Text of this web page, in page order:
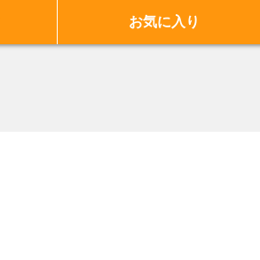
お気に入り